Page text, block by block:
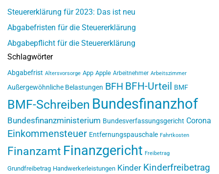
Steuererklärung für 2023: Das ist neu
Abgabefristen für die Steuererklärung
Abgabepflicht für die Steuererklärung
Schlagwörter
Abgabefrist Altersvorsorge App Apple Arbeitnehmer Arbeitszimmer
Außergewöhnliche Belastungen BFH BFH-Urteil BMF
BMF-Schreiben Bundesfinanzhof
Bundesfinanzministerium Bundesverfassungsgericht Corona
Einkommensteuer Entfernungspauschale Fahrtkosten
Finanzamt Finanzgericht Freibetrag
Grundfreibetrag Handwerkerleistungen Kinder Kinderfreibetrag